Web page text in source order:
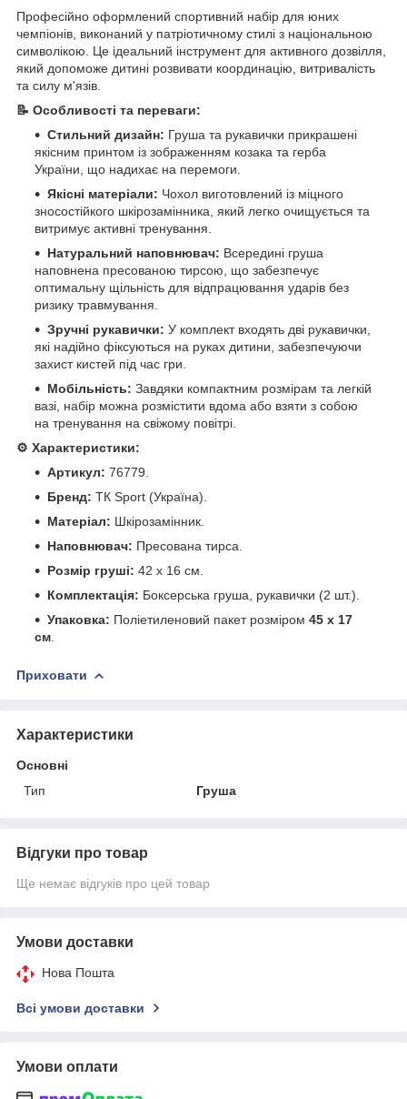
Професійно оформлений спортивний набір для юних
чемпіонів, виконаний у патріотичному стилі з національною
символікою. Це ідеальний інструмент для активного дозвілля,
який допоможе дитині розвивати координацію, витривалість
та силу м'язів.
📝 Особливості та переваги:
Стильний дизайн: Груша та рукавички прикрашені
якісним принтом із зображенням козака та герба
України, що надихає на перемоги.
Якісні матеріали: Чохол виготовлений із міцного
зносостійкого шкірозамінника, який легко очищується та
витримує активні тренування.
Натуральний наповнювач: Всередині груша
наповнена пресованою тирсою, що забезпечує
оптимальну щільність для відпрацювання ударів без
ризику травмування.
Зручні рукавички: У комплект входять дві рукавички,
які надійно фіксуються на руках дитини, забезпечуючи
захист кистей під час гри.
Мобільність: Завдяки компактним розмірам та легкій
вазі, набір можна розмістити вдома або взяти з собою
на тренування на свіжому повітрі.
⚙️ Характеристики:
Артикул: 76779.
Бренд: ТК Sport (Україна).
Матеріал: Шкірозамінник.
Наповнювач: Пресована тирса.
Розмір груші: 42 х 16 см.
Комплектація: Боксерська груша, рукавички (2 шт.).
Упаковка: Поліетиленовий пакет розміром 45 х 17
см
Приховати
Характеристики
Основні
Тип
Груша
Відгуки про товар
Ще немає відгуків про цей товар
Умови доставки
Нова Пошта
Всі умови доставки
Умови оплати